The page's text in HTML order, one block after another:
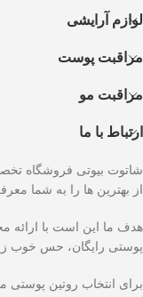
لوازم آرایشی
مراقبت پوست
مراقبت مو
ارتباط با ما
شاتوت بیوتی فروشگاه
از بهترین ها را به شما
هدف ما این است با ارائه
پوستی رایگان، حس خوب
برای انتخاب روتین